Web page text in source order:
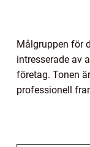
Målgruppen för
intresserade av
företag. Tonen
professionell